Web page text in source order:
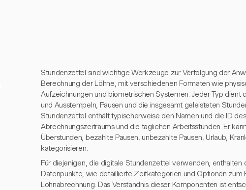
Stundenzettel sind wichtige Werkzeuge zur Verfolgung der
Berechnung der Löhne, mit verschiedenen Formaten wie
Aufzeichnungen und biometrischen Systemen. Jeder Typ
und Ausstempeln, Pausen und die insgesamt geleisteten
Stundenzettel enthält typischerweise den Namen und die ID
Abrechnungszeitraums und die täglichen Arbeitsstunden. Er
Überstunden, bezahlte Pausen, unbezahlte Pausen, Urlaub,
kategorisieren.
Für diejenigen, die digitale Stundenzettel verwenden,
Datenpunkte, wie detaillierte Zeitkategorien und Optionen zum
Lohnabrechnung. Das Verständnis dieser Komponenten ist